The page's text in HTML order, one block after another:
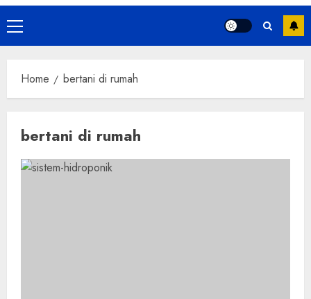
Primary
Menu
Home bertani di rumah
bertani di rumah